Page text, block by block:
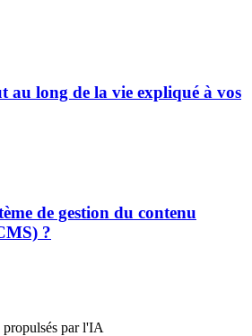
au long de la vie expliqué à vos
de gestion du contenu
?
par l'IA